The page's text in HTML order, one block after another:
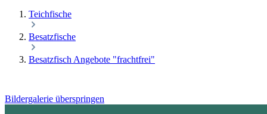
Teichfische
Besatzfische
Besatzfisch Angebote "frachtfrei"
Bildergalerie überspringen